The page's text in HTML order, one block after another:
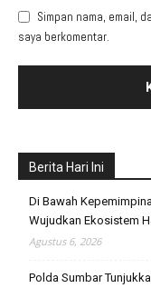
Simpan nama, email,
saya berkomentar.
Berita Hari Ini
Di Bawah
Wujudkan Ekosistem
Agustus 6, 2026
Polda Sumbar